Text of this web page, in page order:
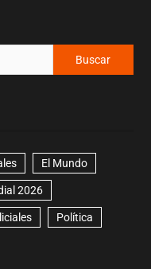
El Mundo
2026
Política